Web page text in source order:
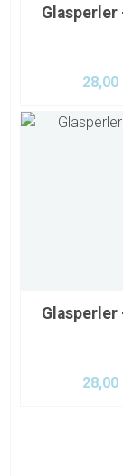
Glasperler
28,00
Glasperler
28,00